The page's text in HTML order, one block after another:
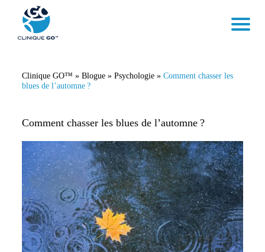
Clinique GO™ » Blogue » Psychologie » Comment chasser les
blues de l’automne ?
Comment chasser les blues de l’automne ?